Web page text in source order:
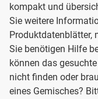
kompakt und
Sie weitere
Produktdatenblätter,
Sie benötigen Hilfe
können das
nicht finden oder
eines Gemisches?